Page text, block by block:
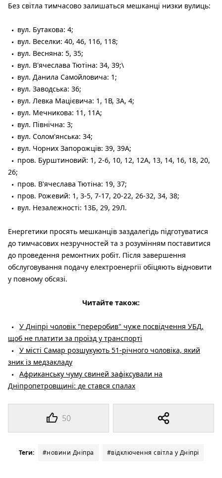
50
Без світла тимчасово залишаться мешканці низки вулиць:
вул. Бутакова: 4;
вул. Веселки: 40, 46, 116, 118;
вул. Весняна: 5, 35;
вул. В'ячеслава Тютіна: 34, 39;\
вул. Данила Самойловича: 1;
вул. Заводська: 36;
вул. Левка Мацієвича: 1, 1В, 3А, 4;
вул. Мечникова: 11, 11А;
вул. Північна: 3;
вул. Солом'янська: 34;
вул. Чорних Запорожців: 39, 39А;
пров. Бурштиновий: 1, 2-6, 10, 12, 12А, 13, 14, 16, 18, 20,
26;
пров. В'ячеслава Тютіна: 19, 37;
пров. Рожевий: 1, 3-5, 7-17, 20-22, 26-32, 34, 38;
вул. Незалежності: 13Б, 29, 29Л.
Енергетики просять мешканців заздалегідь підготуватися
до тимчасових незручностей та з розумінням поставитися
до проведення ремонтних робіт. Після завершення
обслуговування подачу електроенергії обіцяють відновити
у повному обсязі.
Читайте також:
У Дніпрі чоловік "переробив" чуже посвідчення УБД,
щоб не платити за проїзд у транспорті
У місті Самар розшукують 51-річного чоловіка, який
зник із медзакладу
Африканську чуму свиней зафіксували на
Дніпропетровщині: де стався спалах
Теги: #новини Дніпра #відключення світла у Дніпрі